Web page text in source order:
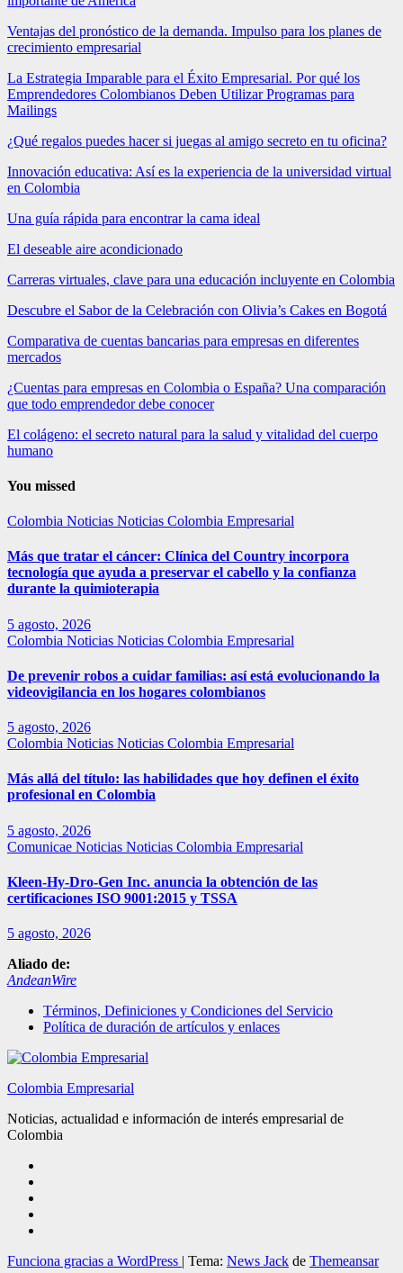
Ventajas del pronóstico de la demanda. Impulso para los planes de
crecimiento empresarial
La Estrategia Imparable para el Éxito Empresarial. Por qué los
Emprendedores Colombianos Deben Utilizar Programas para
Mailings
¿Qué regalos puedes hacer si juegas al amigo secreto en tu oficina?
Innovación educativa: Así es la experiencia de la universidad virtual
en Colombia
Una guía rápida para encontrar la cama ideal
El deseable aire acondicionado
Carreras virtuales, clave para una educación incluyente en Colombia
Descubre el Sabor de la Celebración con Olivia’s Cakes en Bogotá
Comparativa de cuentas bancarias para empresas en diferentes
mercados
¿Cuentas para empresas en Colombia o España? Una comparación
que todo emprendedor debe conocer
El colágeno: el secreto natural para la salud y vitalidad del cuerpo
humano
You missed
Colombia Noticias Noticias Colombia Empresarial
Más que tratar el cáncer: Clínica del Country incorpora
tecnología que ayuda a preservar el cabello y la confianza
durante la quimioterapia
5 agosto, 2026
Colombia Noticias Noticias Colombia Empresarial
De prevenir robos a cuidar familias: así está evolucionando la
videovigilancia en los hogares colombianos
5 agosto, 2026
Colombia Noticias Noticias Colombia Empresarial
Más allá del título: las habilidades que hoy definen el éxito
profesional en Colombia
5 agosto, 2026
Comunicae Noticias Noticias Colombia Empresarial
Kleen-Hy-Dro-Gen Inc. anuncia la obtención de las
certificaciones ISO 9001:2015 y TSSA
5 agosto, 2026
Aliado de:
AndeanWire
Términos, Definiciones y Condiciones del Servicio
Política de duración de artículos y enlaces
Colombia Empresarial
Noticias, actualidad e información de interés empresarial de
Colombia
Funciona gracias a WordPress | Tema: News Jack de Themeansar